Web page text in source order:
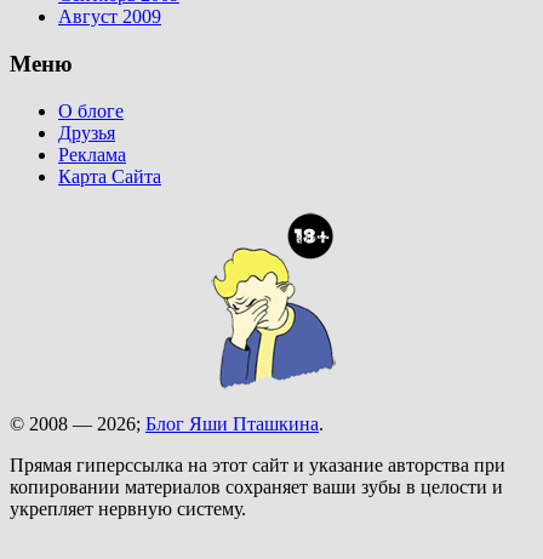
Август 2009
Меню
О блоге
Друзья
Реклама
Карта Сайта
© 2008 — 2026; Блог Яши Пташкина.
Прямая гиперссылка на этот сайт и указание авторства при
копировании материалов сохраняет ваши зубы в целости и
укрепляет нервную систему.